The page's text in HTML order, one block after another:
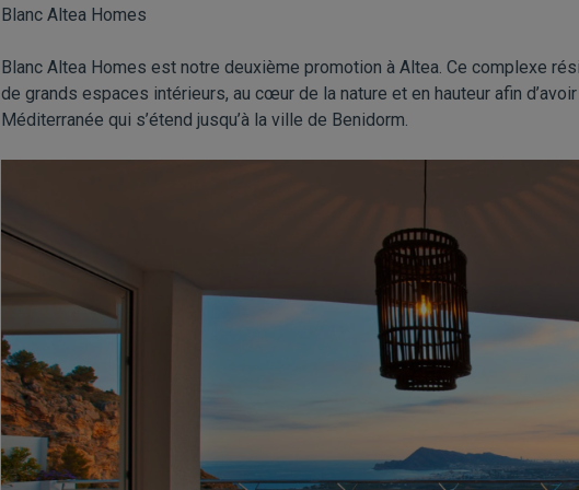
Blanc Altea Homes
Blanc Altea Homes est notre deuxième promotion à Altea. Ce complexe
de grands espaces intérieurs, au cœur de la nature et en hauteur afin
Méditerranée qui s’étend jusqu’à la ville de Benidorm.